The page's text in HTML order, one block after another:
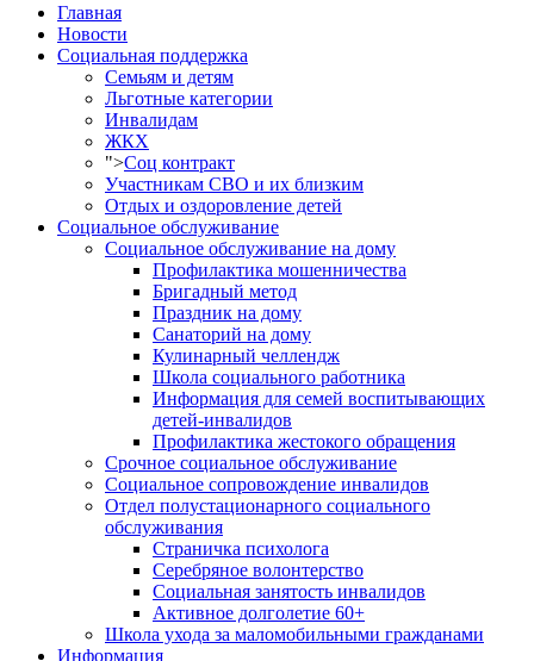
Главная
Новости
Социальная поддержка
Семьям и детям
Льготные категории
Инвалидам
ЖКХ
">Соц контракт
Участникам СВО и их близким
Отдых и оздоровление детей
Социальное обслуживание
Социальное обслуживание на дому
Профилактика мошенничества
Бригадный метод
Праздник на дому
Санаторий на дому
Кулинарный челлендж
Школа социального работника
Информация для семей воспитывающих
детей-инвалидов
Профилактика жестокого обращения
Срочное социальное обслуживание
Социальное сопровождение инвалидов
Отдел полустационарного социального
обслуживания
Страничка психолога
Серебряное волонтерство
Социальная занятость инвалидов
Активное долголетие 60+
Школа ухода за маломобильными гражданами
Информация